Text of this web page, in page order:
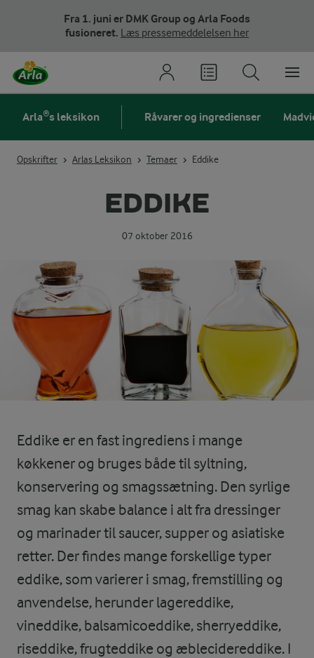
Fra 1. juni er DMK Group og Arla Foods
fusioneret. Læs pressemeddelelsen her
Arla®s leksikon Råvarer og ingredienser
Opskrifter Arlas Leksikon Temaer Eddike
EDDIKE
07 oktober 2016
Eddike er en fast ingrediens i mange
køkkener og bruges både til syltning,
konservering og smagssætning. Den syrlige
smag kan skabe balance i alt fra dressinger
og marinader til saucer, supper og asiatiske
retter. Der findes mange forskellige typer
eddike, som varierer i smag, fremstilling og
anvendelse, herunder lagereddike,
vineddike, balsamicoeddike, sherryeddike,
riseddike, frugteddike og æblecidereddike. I